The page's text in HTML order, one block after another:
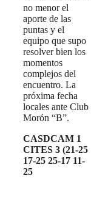
no menor el
aporte de las
puntas y el
equipo que supo
resolver bien los
momentos
complejos del
encuentro. La
próxima fecha
locales ante Club
Morón “B”.
CASDCAM 1
CITES 3 (21-25
17-25 25-17 11-
25